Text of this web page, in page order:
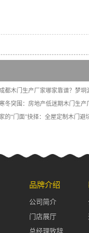
都木门生产厂家哪家靠谱？梦垌
冬突围：房地产低迷期木门生产
的“门面”抉择：全屋定制木门避
品牌介绍
公司简介
门店展厅
总经理致辞